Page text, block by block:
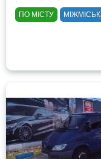
ПО МІСТУ МІЖМІСЬКІ